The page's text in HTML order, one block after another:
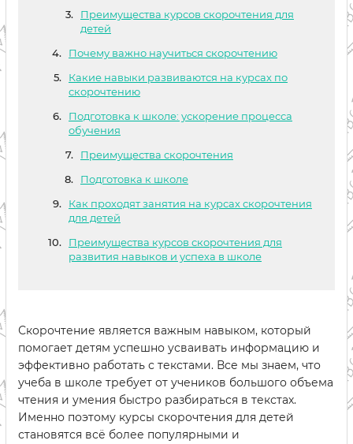
Преимущества курсов скорочтения для
детей
Почему важно научиться скорочтению
Какие навыки развиваются на курсах по
скорочтению
Подготовка к школе: ускорение процесса
обучения
Преимущества скорочтения
Подготовка к школе
Как проходят занятия на курсах скорочтения
для детей
Преимущества курсов скорочтения для
развития навыков и успеха в школе
Скорочтение является важным навыком, который
помогает детям успешно усваивать информацию и
эффективно работать с текстами. Все мы знаем, что
учеба в школе требует от учеников большого объема
чтения и умения быстро разбираться в текстах.
Именно поэтому курсы скорочтения для детей
становятся всё более популярными и